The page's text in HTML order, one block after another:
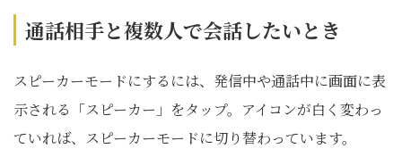
通話相手と複数人で会話したいとき
スピーカーモードにするには、発信中や通話中に画面に表
示される「スピーカー」をタップ。アイコンが白く変わっ
ていれば、スピーカーモードに切り替わっています。